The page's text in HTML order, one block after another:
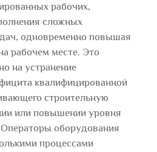
рабочих,
сложных
одновременно повышая
рабочем месте. Это
на устранение
квалифицированной
строительную
или повышении уровня
оборудования
процессами